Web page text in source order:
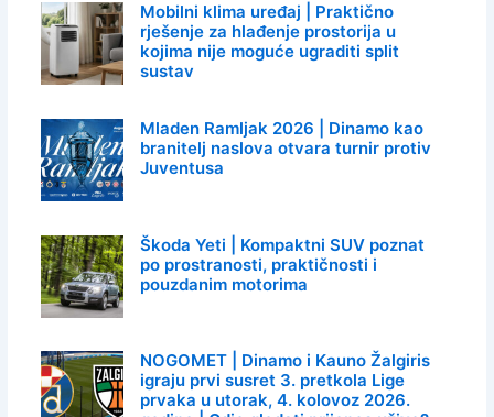
Mobilni klima uređaj | Praktično
rješenje za hlađenje prostorija u
kojima nije moguće ugraditi split
sustav
Mladen Ramljak 2026 | Dinamo kao
branitelj naslova otvara turnir protiv
Juventusa
Škoda Yeti | Kompaktni SUV poznat
po prostranosti, praktičnosti i
pouzdanim motorima
NOGOMET | Dinamo i Kauno Žalgiris
igraju prvi susret 3. pretkola Lige
prvaka u utorak, 4. kolovoz 2026.